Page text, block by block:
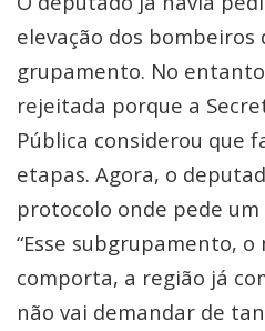
elevação dos bombeiros
grupamento. No
rejeitada porque a
Pública considerou que
etapas. Agora, o
protocolo onde pede
“Esse subgrupamento,
comporta, a região já
não vai demandar de